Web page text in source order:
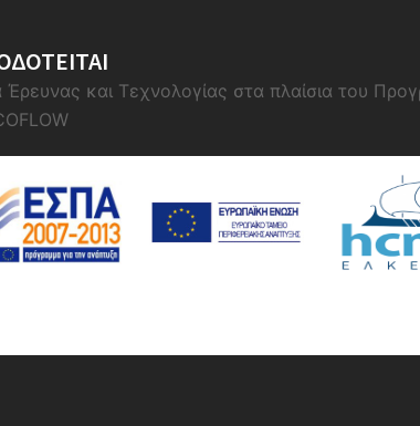
Έρευνας και Τεχνολογίας στα πλαίσια του